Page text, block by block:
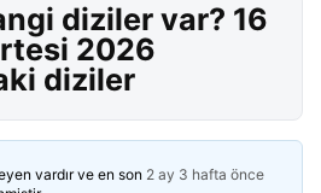
diziler var? 16
2026
diziler
vardır ve en son 2 ay 3 hafta önce